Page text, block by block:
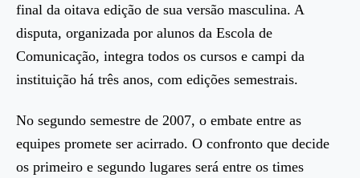
final da oitava edição de sua versão masculina. A
disputa, organizada por alunos da Escola de
Comunicação, integra todos os cursos e campi da
instituição há três anos, com edições semestrais.
No segundo semestre de 2007, o embate entre as
equipes promete ser acirrado. O confronto que decide
os primeiro e segundo lugares será entre os times